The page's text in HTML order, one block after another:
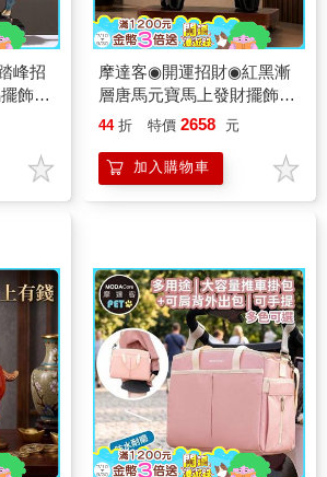
峰招
飾_
運勢
摩達客◉開運招財◉紅黑漸
層唐馬元寶馬上發財擺飾_
客廳玄關臥室好風水好運勢
44 折 特價 2658 元
加入購物車